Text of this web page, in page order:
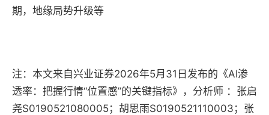
期，地缘局势升级等
注：本文来自兴业证券2026年5月31日发布的《AI渗
透率：把握行情“位置感”的关键指标》，分析师 ：张启
尧S0190521080005；胡思雨S0190521110003；张